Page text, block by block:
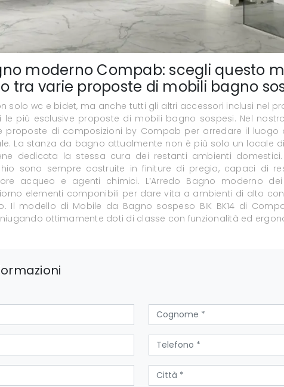
moderno Compab: scegli questo
tra varie proposte di mobili bagno
solo wc e bidet, ma anche tutti gli altri accessori inclusi nel
più esclusive proposte di mobili bagno sospesi. Nel
proposte di composizioni by Compab per arredare il
La stanza da bagno attualmente non è più solo un locale
dedicata la stessa cura dei restanti ambienti
sono sempre costruite in finiture di pregio, capaci di
acqueo e agenti chimici. L’Arredo Bagno moderno
elementi componibili per dare vita a ambienti di alto
Il modello di Mobile da Bagno sospeso BIK BK14 di
ottimamente doti di classe con funzionalità ed